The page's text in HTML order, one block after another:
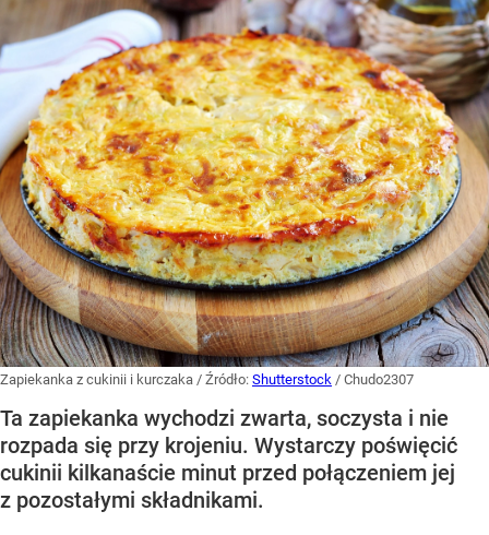
Zapiekanka z cukinii i kurczaka / Źródło: Shutterstock / Chudo2307
Ta zapiekanka wychodzi zwarta, soczysta i nie
rozpada się przy krojeniu. Wystarczy poświęcić
cukinii kilkanaście minut przed połączeniem jej
z pozostałymi składnikami.